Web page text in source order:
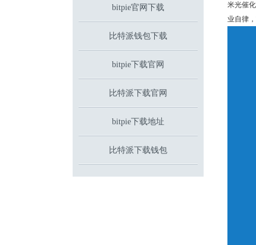
bitpie官网下载
比特派钱包下载
bitpie下载官网
比特派下载官网
bitpie下载地址
比特派下载钱包
米光催
业自律